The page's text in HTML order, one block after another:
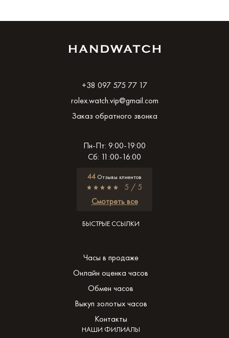
+38 097 575 77 17
rolex.watch.vip@gmail.com
Заказ обратного звонка
Пн-Пт: 9:00-19:00
Сб: 11:00-16:00
44 Отзывы клиентов
5 / 5
Смотреть все
БЫСТРЫЕ ССЫЛКИ
Часы в продаже
Онлайн оценка часов
Обмен часов
Выкуп золотых часов
Контакты
НАШИ ФИЛИАЛЫ